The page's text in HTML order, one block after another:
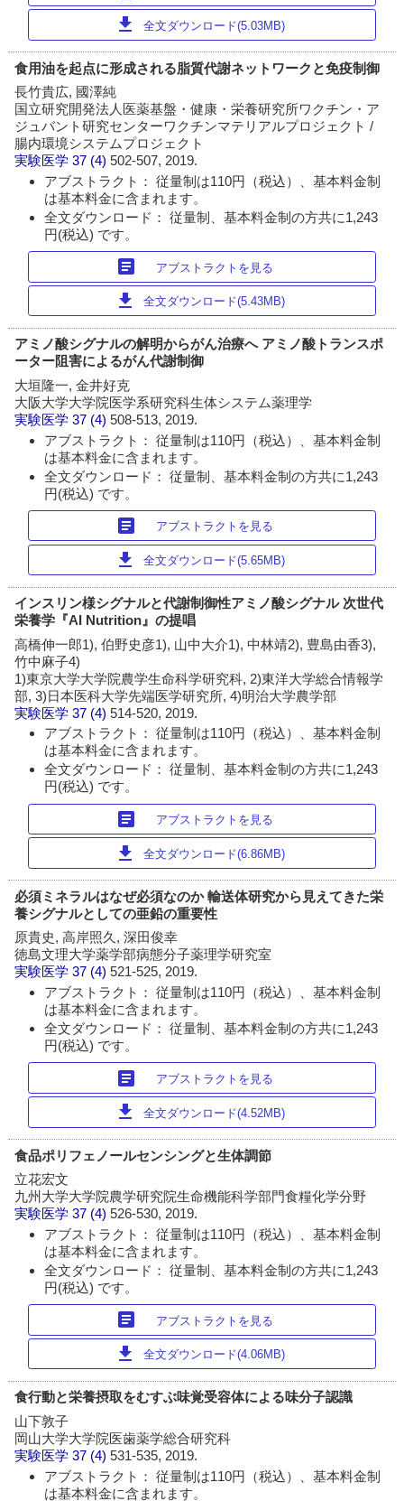
download 全文ダウンロード(5.03MB)
食用油を起点に形成される脂質代謝ネットワークと免疫制御
長竹貴広, 國澤純
国立研究開発法人医薬基盤・健康・栄養研究所ワクチン・ア
ジュバント研究センターワクチンマテリアルプロジェクト /
腸内環境システムプロジェクト
実験医学 37 (4)502-507, 2019.
アブストラクト： 従量制は110円（税込）、基本料金制
は基本料金に含まれます。
全文ダウンロード： 従量制、基本料金制の方共に1,243
円(税込) です。
article アブストラクトを見る
download 全文ダウンロード(5.43MB)
アミノ酸シグナルの解明からがん治療へ アミノ酸トランスポ
ーター阻害によるがん代謝制御
大垣隆一, 金井好克
大阪大学大学院医学系研究科生体システム薬理学
実験医学 37 (4)508-513, 2019.
アブストラクト： 従量制は110円（税込）、基本料金制
は基本料金に含まれます。
全文ダウンロード： 従量制、基本料金制の方共に1,243
円(税込) です。
article アブストラクトを見る
download 全文ダウンロード(5.65MB)
インスリン様シグナルと代謝制御性アミノ酸シグナル 次世代
栄養学『AI Nutrition』の提唱
高橋伸一郎1), 伯野史彦1), 山中大介1), 中林靖2), 豊島由香3),
竹中麻子4)
1)東京大学大学院農学生命科学研究科, 2)東洋大学総合情報学
部, 3)日本医科大学先端医学研究所, 4)明治大学農学部
実験医学 37 (4)514-520, 2019.
アブストラクト： 従量制は110円（税込）、基本料金制
は基本料金に含まれます。
全文ダウンロード： 従量制、基本料金制の方共に1,243
円(税込) です。
article アブストラクトを見る
download 全文ダウンロード(6.86MB)
必須ミネラルはなぜ必須なのか 輸送体研究から見えてきた栄
養シグナルとしての亜鉛の重要性
原貴史, 高岸照久, 深田俊幸
徳島文理大学薬学部病態分子薬理学研究室
実験医学 37 (4)521-525, 2019.
アブストラクト： 従量制は110円（税込）、基本料金制
は基本料金に含まれます。
全文ダウンロード： 従量制、基本料金制の方共に1,243
円(税込) です。
article アブストラクトを見る
download 全文ダウンロード(4.52MB)
食品ポリフェノールセンシングと生体調節
立花宏文
九州大学大学院農学研究院生命機能科学部門食糧化学分野
実験医学 37 (4)526-530, 2019.
アブストラクト： 従量制は110円（税込）、基本料金制
は基本料金に含まれます。
全文ダウンロード： 従量制、基本料金制の方共に1,243
円(税込) です。
article アブストラクトを見る
download 全文ダウンロード(4.06MB)
食行動と栄養摂取をむすぶ味覚受容体による味分子認識
山下敦子
岡山大学大学院医歯薬学総合研究科
実験医学 37 (4)531-535, 2019.
アブストラクト： 従量制は110円（税込）、基本料金制
は基本料金に含まれます。